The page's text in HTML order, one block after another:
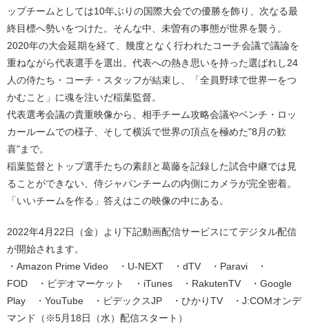
ップチームとしては10年ぶりの国際大会での優勝を飾り、次なる最
終目標へ勢いをつけた。そんな中、未曽有の事態が世界を襲う。
2020年の大会延期を経て、幾度となく行われたコーチ会議で議論を
重ねながら代表選手を選出。代表への熱き思いを持った選ばれし24
人の侍たち・コーチ・スタッフが結束し、「全員野球で世界一をつ
かむこと」に魂を注いだ稲葉監督。
代表選考会議の貴重映像から、相手チーム攻略会議やベンチ・ロッ
カールームでの様子、そして横浜で世界の頂点を極めた"8月の歓
喜"まで。
稲葉監督とトップ選手たちの素顔と葛藤を記録した試合中継では見
ることができない、侍ジャパンチームの内側にカメラが完全密着。
「いいチームを作る」答えはこの映像の中にある。
2022年4月22日（金）より下記動画配信サービスにてデジタル配信
が開始されます。
・Amazon Prime Video ・U-NEXT ・dTV ・Paravi ・
FOD ・ビデオマーケット ・iTunes ・RakutenTV ・Google
Play ・YouTube ・ビデックスJP ・ひかりTV ・J:COMオンデ
マンド（※5月18日（水）配信スタート）